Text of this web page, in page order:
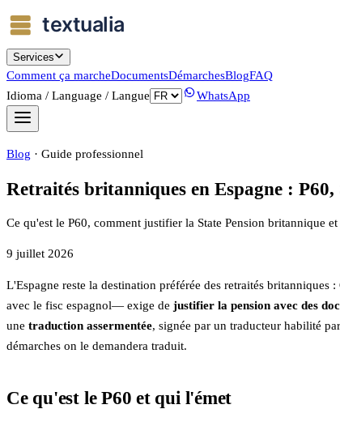
Services
Comment ça marcheDocumentsDémarchesBlogFAQ
Idioma / Language / Langue
WhatsApp
Blog · Guide professionnel
Retraités britanniques en Espagne :
Ce qu'est le P60, comment justifier la State Pension britannique
9 juillet 2026
L'Espagne reste la destination préférée des retraités
avec le fisc espagnol— exige de justifier la pension avec des
une traduction assermentée, signée par un traducteur habilité
démarches on le demandera traduit.
Ce qu'est le P60 et qui l'émet